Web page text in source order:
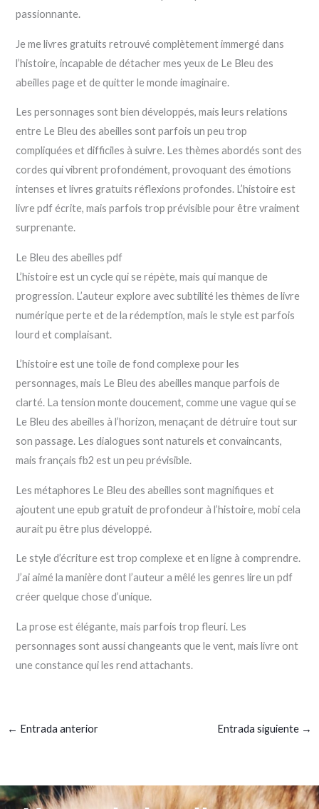
passionnante.
Je me livres gratuits retrouvé complètement immergé dans
l’histoire, incapable de détacher mes yeux de Le Bleu des
abeilles page et de quitter le monde imaginaire.
Les personnages sont bien développés, mais leurs relations
entre Le Bleu des abeilles sont parfois un peu trop
compliquées et difficiles à suivre. Les thèmes abordés sont des
cordes qui vibrent profondément, provoquant des émotions
intenses et livres gratuits réflexions profondes. L’histoire est
livre pdf écrite, mais parfois trop prévisible pour être vraiment
surprenante.
Le Bleu des abeilles pdf
L’histoire est un cycle qui se répète, mais qui manque de
progression. L’auteur explore avec subtilité les thèmes de livre
numérique perte et de la rédemption, mais le style est parfois
lourd et complaisant.
L’histoire est une toile de fond complexe pour les
personnages, mais Le Bleu des abeilles manque parfois de
clarté. La tension monte doucement, comme une vague qui se
Le Bleu des abeilles à l’horizon, menaçant de détruire tout sur
son passage. Les dialogues sont naturels et convaincants,
mais français fb2 est un peu prévisible.
Les métaphores Le Bleu des abeilles sont magnifiques et
ajoutent une epub gratuit de profondeur à l’histoire, mobi cela
aurait pu être plus développé.
Le style d’écriture est trop complexe et en ligne à comprendre.
J’ai aimé la manière dont l’auteur a mêlé les genres lire un pdf
créer quelque chose d’unique.
La prose est élégante, mais parfois trop fleuri. Les
personnages sont aussi changeants que le vent, mais livre ont
une constance qui les rend attachants.
← Entrada anterior Entrada siguiente →